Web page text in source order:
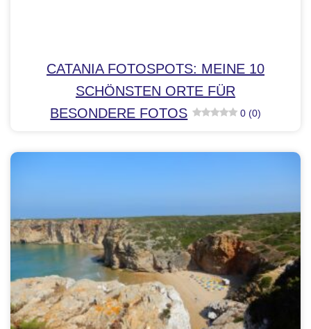
CATANIA FOTOSPOTS: MEINE 10
SCHÖNSTEN ORTE FÜR
BESONDERE FOTOS
0 (0)